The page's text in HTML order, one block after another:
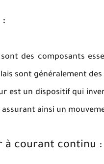
des composants
sont généralement
est un dispositif qui
ainsi un
à courant continu :